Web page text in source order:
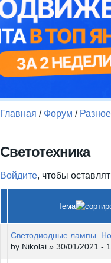
Главная / Форум / Разное
Светотехника
Войдите, чтобы
Тема
Светодиодные лампы.
by Nikolai » 30/01/2021 -